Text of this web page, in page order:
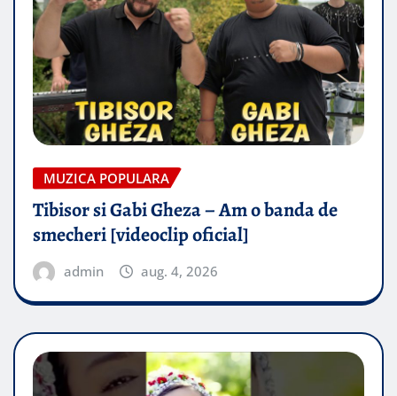
MUZICA POPULARA
Tibisor si Gabi Gheza – Am o banda de
smecheri [videoclip oficial]
admin aug. 4, 2026